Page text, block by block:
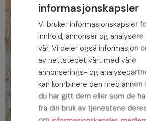
informasjonskapsler
Vi bruker informasjonskapsler
innhold, annonser og analysere
vår. Vi deler også informasjon
av nettstedet vårt med våre
annonserings- og
kan kombinere den med annen
du har gitt dem eller som de
fra din bruk av tjenestene